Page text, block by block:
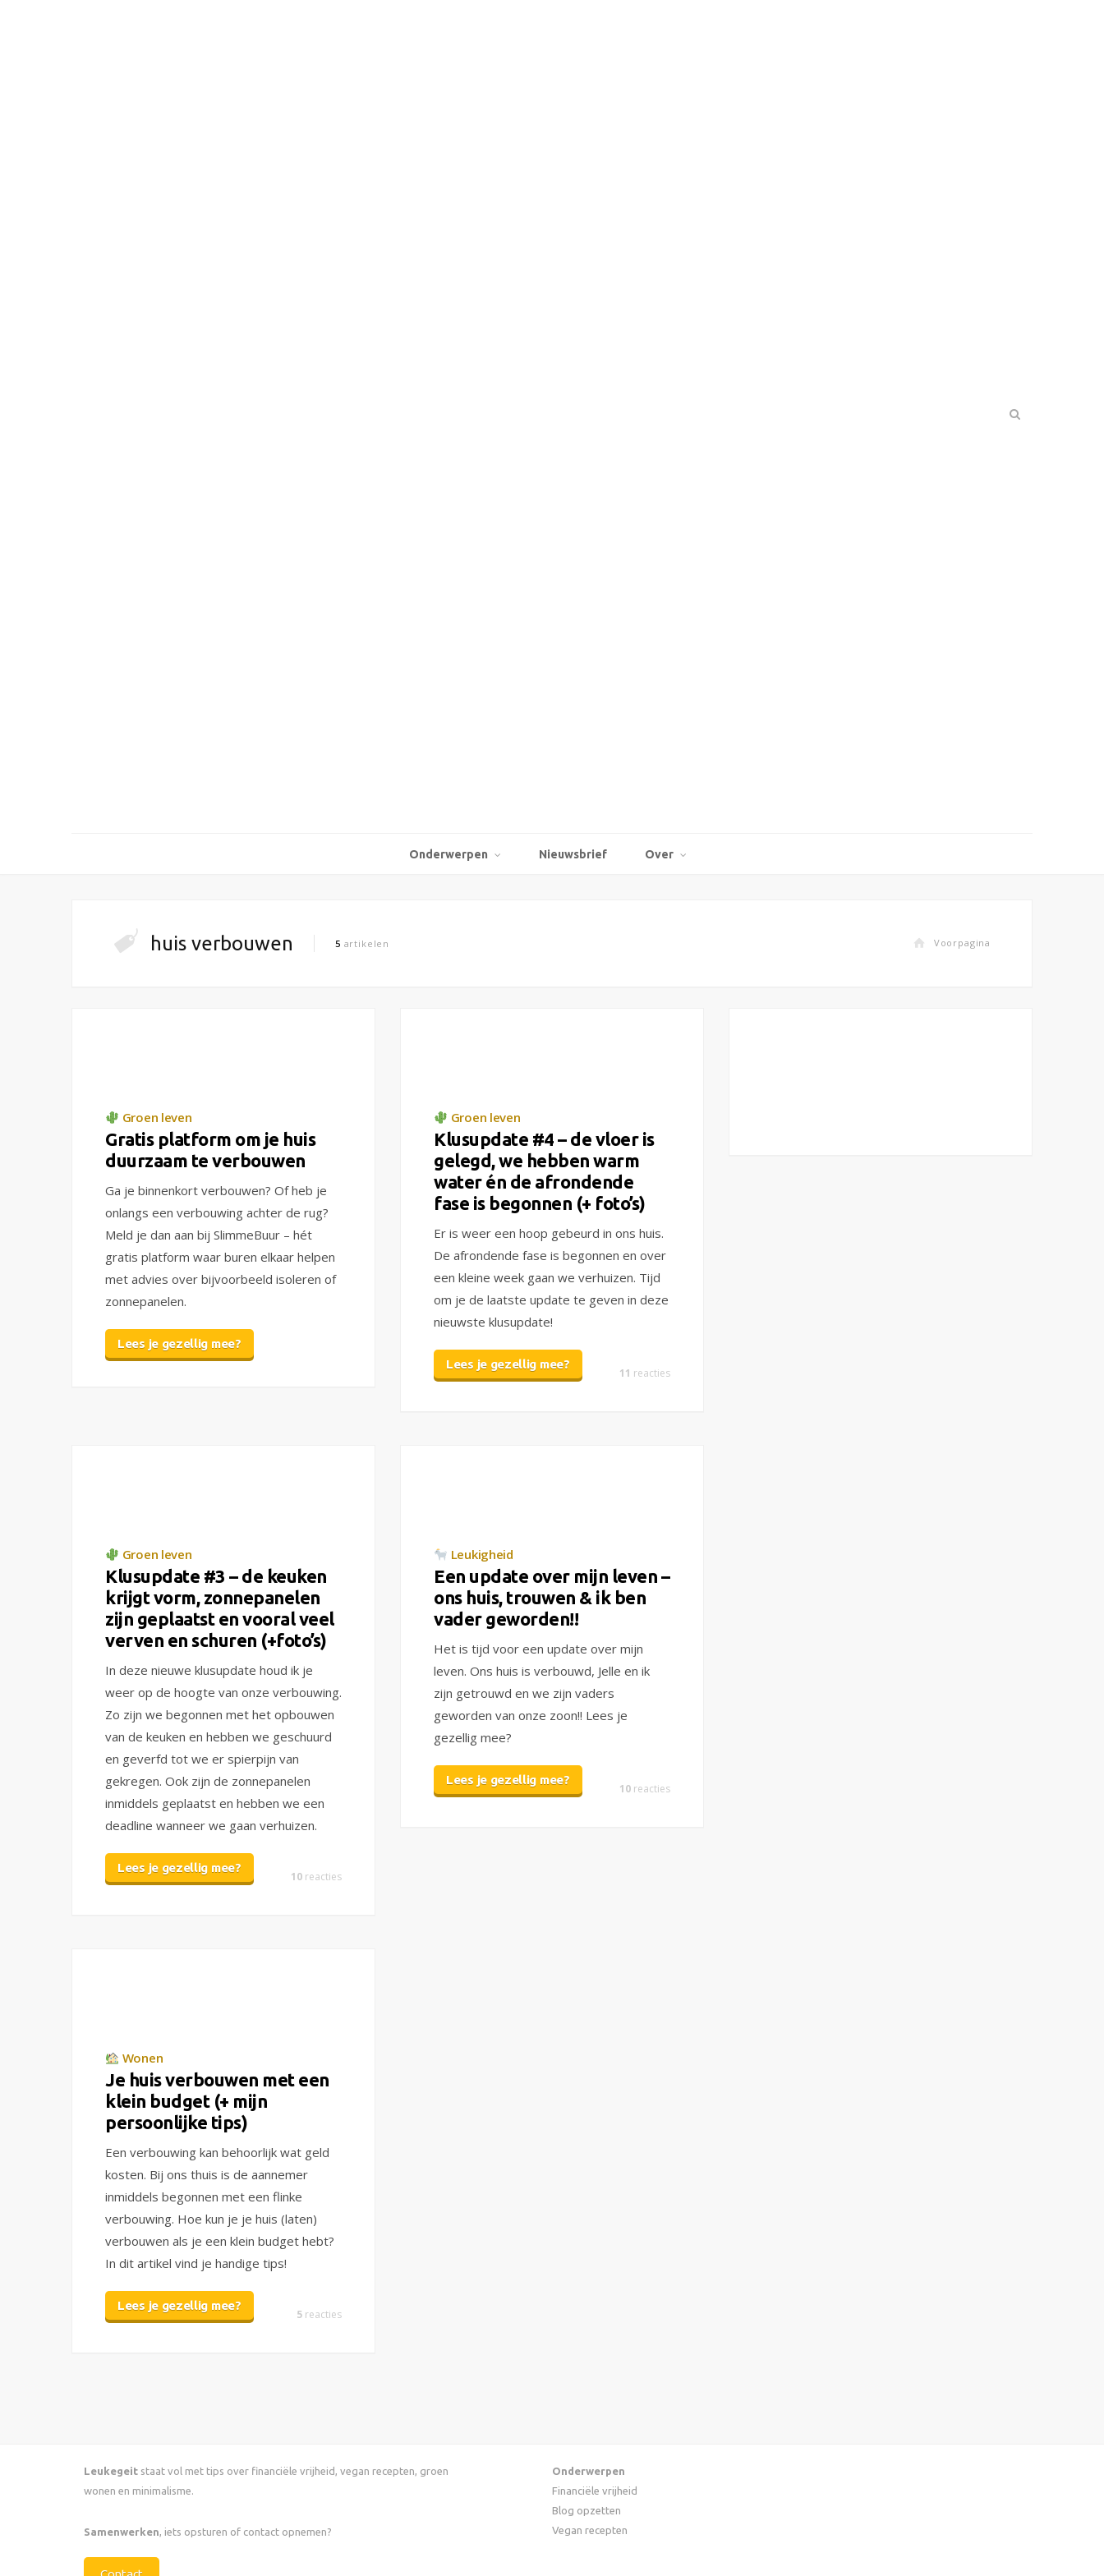
Onderwerpen Nieuwsbrief Over
huis verbouwen 5 artikelen Voorpagina
Groen leven
Gratis platform om je huis
duurzaam te verbouwen
Ga je binnenkort verbouwen? Of heb je
onlangs een verbouwing achter de rug?
Meld je dan aan bij SlimmeBuur – hét
gratis platform waar buren elkaar helpen
met advies over bijvoorbeeld isoleren of
zonnepanelen.
Lees je gezellig mee?
Groen leven
Klusupdate #4 – de vloer is
gelegd, we hebben warm
water én de afrondende
fase is begonnen (+ foto’s)
Er is weer een hoop gebeurd in ons huis.
De afrondende fase is begonnen en over
een kleine week gaan we verhuizen. Tijd
om je de laatste update te geven in deze
nieuwste klusupdate!
Lees je gezellig mee?
11 reacties
Groen leven
Klusupdate #3 – de keuken
krijgt vorm, zonnepanelen
zijn geplaatst en vooral veel
verven en schuren (+foto’s)
In deze nieuwe klusupdate houd ik je
weer op de hoogte van onze verbouwing.
Zo zijn we begonnen met het opbouwen
van de keuken en hebben we geschuurd
en geverfd tot we er spierpijn van
gekregen. Ook zijn de zonnepanelen
inmiddels geplaatst en hebben we een
deadline wanneer we gaan verhuizen.
Lees je gezellig mee?
10 reacties
Leukigheid
Een update over mijn leven –
ons huis, trouwen & ik ben
vader geworden!!
Het is tijd voor een update over mijn
leven. Ons huis is verbouwd, Jelle en ik
zijn getrouwd en we zijn vaders
geworden van onze zoon!! Lees je
gezellig mee?
Lees je gezellig mee?
10 reacties
Wonen
Je huis verbouwen met een
klein budget (+ mijn
persoonlijke tips)
Een verbouwing kan behoorlijk wat geld
kosten. Bij ons thuis is de aannemer
inmiddels begonnen met een flinke
verbouwing. Hoe kun je je huis (laten)
verbouwen als je een klein budget hebt?
In dit artikel vind je handige tips!
Lees je gezellig mee?
5 reacties
Leukegeit staat vol met tips over financiële vrijheid, vegan recepten, groen
wonen en minimalisme.
Samenwerken, iets opsturen of contact opnemen?
Onderwerpen
Financiële vrijheid
Blog opzetten
Vegan recepten